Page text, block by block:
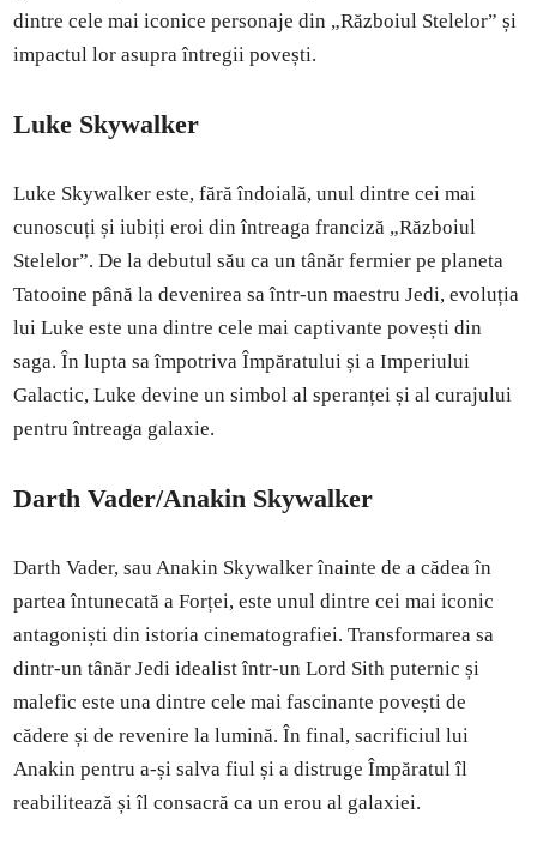
dintre cele mai iconice personaje din „Războiul Stelelor” și
impactul lor asupra întregii povești.
Luke Skywalker
Luke Skywalker este, fără îndoială, unul dintre cei mai
cunoscuți și iubiți eroi din întreaga franciză „Războiul
Stelelor”. De la debutul său ca un tânăr fermier pe planeta
Tatooine până la devenirea sa într-un maestru Jedi, evoluția
lui Luke este una dintre cele mai captivante povești din
saga. În lupta sa împotriva Împăratului și a Imperiului
Galactic, Luke devine un simbol al speranței și al curajului
pentru întreaga galaxie.
Darth Vader/Anakin Skywalker
Darth Vader, sau Anakin Skywalker înainte de a cădea în
partea întunecată a Forței, este unul dintre cei mai iconic
antagoniști din istoria cinematografiei. Transformarea sa
dintr-un tânăr Jedi idealist într-un Lord Sith puternic și
malefic este una dintre cele mai fascinante povești de
cădere și de revenire la lumină. În final, sacrificiul lui
Anakin pentru a-și salva fiul și a distruge Împăratul îl
reabilitează și îl consacră ca un erou al galaxiei.